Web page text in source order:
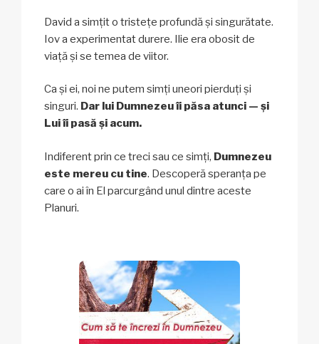
David a simțit o tristețe profundă și singurătate.
Iov a experimentat durere. Ilie era obosit de
viață și se temea de viitor.
Ca și ei, noi ne putem simți uneori pierduți și
singuri. Dar lui Dumnezeu îi păsa atunci — și
Lui îi pasă și acum.
Indiferent prin ce treci sau ce simți, Dumnezeu
este mereu cu tine. Descoperă speranța pe
care o ai în El parcurgând unul dintre aceste
Planuri.